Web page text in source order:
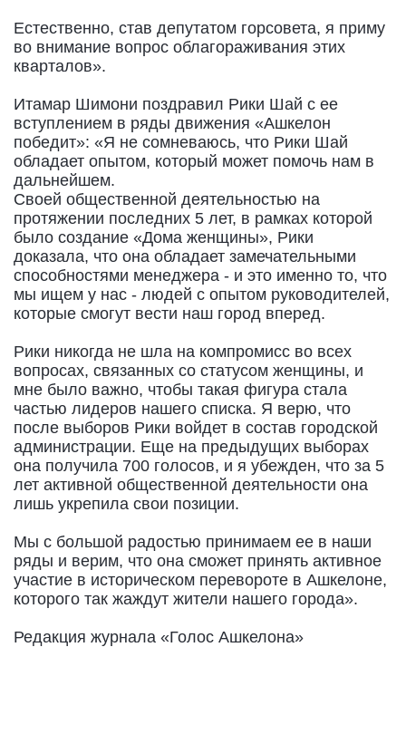
Естественно, став депутатом горсовета, я приму
во внимание вопрос облагораживания этих
кварталов».
Итамар Шимони поздравил Рики Шай с ее
вступлением в ряды движения «Ашкелон
победит»: «Я не сомневаюсь, что Рики Шай
обладает опытом, который может помочь нам в
дальнейшем.
Своей общественной деятельностью на
протяжении последних 5 лет, в рамках которой
было создание «Дома женщины», Рики
доказала, что она обладает замечательными
способностями менеджера - и это именно то, что
мы ищем у нас - людей с опытом руководителей,
которые смогут вести наш город вперед.
Рики никогда не шла на компромисс во всех
вопросах, связанных со статусом женщины, и
мне было важно, чтобы такая фигура стала
частью лидеров нашего списка. Я верю, что
после выборов Рики войдет в состав городской
администрации. Еще на предыдущих выборах
она получила 700 голосов, и я убежден, что за 5
лет активной общественной деятельности она
лишь укрепила свои позиции.
Мы с большой радостью принимаем ее в наши
ряды и верим, что она сможет принять активное
участие в историческом перевороте в Ашкелоне,
которого так жаждут жители нашего города».
Редакция журнала «Голос Ашкелона»